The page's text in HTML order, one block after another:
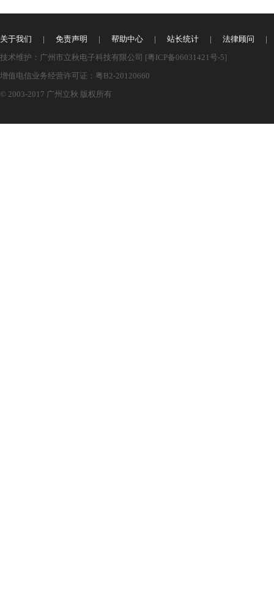
关于我们 | 免责声明 | 帮助中心 | 站长统计 | 法律顾问
|
技术维护：广州市立秋电子科技有限公司 [粤ICP备06031421号-5]
增值电信业务经营许可证：粤B2-20120660
© 2003-2017 广州立秋 版权所有